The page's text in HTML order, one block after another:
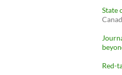
State
Red-